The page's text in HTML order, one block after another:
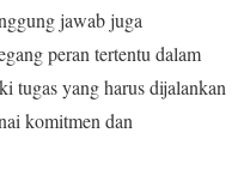
jawab juga
peran tertentu dalam
tugas yang harus dijalankan
komitmen dan